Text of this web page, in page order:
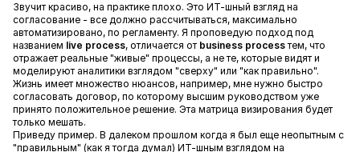
Звучит красиво, на практике плохо. Это ИТ-шный взгляд на
согласование - все должно рассчитываться, максимально
автоматизировано, по регламенту. Я проповедую подход под
названием live process, отличается от business processтем, что
отражает реальные "живые" процессы, а не те, которые видят и
моделируют аналитики взглядом "сверху" или "как правильно".
Жизнь имеет множество нюансов, например, мне нужно быстро
согласовать договор, по которому высшим руководством уже
принято положительное решение. Эта матрица визирования будет
только мешать.
Приведу пример. В далеком прошлом когда я был еще неопытным с
"правильным" (как я тогда думал) ИТ-шным взглядом на